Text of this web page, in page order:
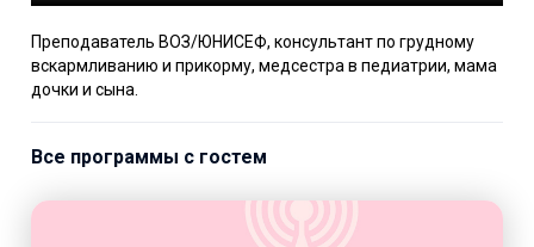
Преподаватель ВОЗ/ЮНИСЕФ, консультант по грудному
вскармливанию и прикорму, медсестра в педиатрии, мама
дочки и сына.
Все программы с гостем